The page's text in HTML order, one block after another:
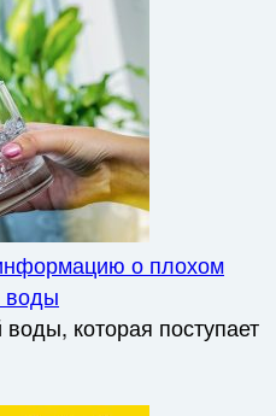
о плохом
воды
которая поступает